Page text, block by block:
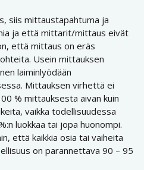
siis mittaustapahtuma ja
ja että mittarit/mittaus eivät
että mittaus on eräs
Usein mittauksen
laiminlyödään
Mittauksen virhettä ei
% mittauksesta aivan kuin
vaikka todellisuudessa
luokkaa tai jopa huonompi.
että kaikkia osia tai vaiheita
on parannettava 90 – 95